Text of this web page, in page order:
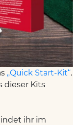
„Quick Start-Kit“.
dieser Kits
ihr im